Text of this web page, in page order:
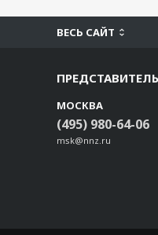
ВЕСЬ САЙТ
МОСКВА
(495) 980-64-06
msk@nnz.ru